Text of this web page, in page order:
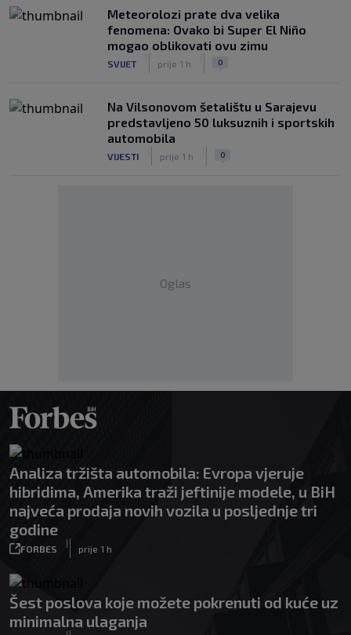
Meteorolozi prate dva velika
fenomena: Ovako bi Super El Niño
mogao oblikovati ovu zimu
SVIJET prije 1 h 0
Na Vilsonovom šetalištu u Sarajevu
predstavljeno 50 luksuznih i sportskih
automobila
VIJESTI prije 1 h 0
Oglas
Analiza tržišta automobila: Evropa vjeruje
hibridima, Amerika traži jeftinije modele, u BiH
najveća prodaja novih vozila u posljednje tri
godine
FORBES
|
prije 1 h
Šest poslova koje možete pokrenuti od kuće uz
minimalna ulaganja